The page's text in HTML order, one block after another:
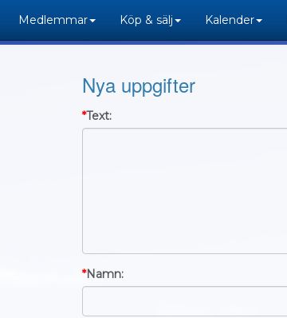
Medlemmar Köp & sälj Kalender
Nya uppgifter
*Text:
*Namn: